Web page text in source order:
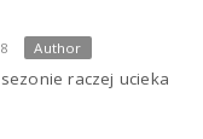
Author
raczej ucieka